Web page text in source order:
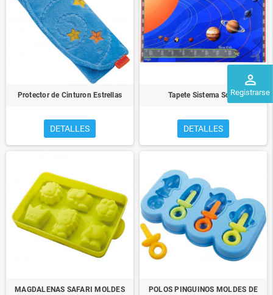
perm_identity
Registrarse
Protector de Cinturon Estrellas
DETALLES
Tapete Sistema Solar
DETALLES
MAGDALENAS SAFARI MOLDES
POLOS PINGUINOS MOLDES DE